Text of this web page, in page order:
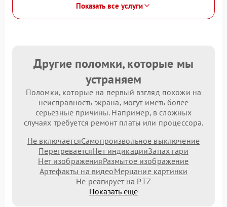
Показать все услуги
Другие поломки, которые мы
устраняем
Поломки, которые на первый взгляд похожи на
неисправность экрана, могут иметь более
серьезные причины. Например, в сложных
случаях требуется ремонт платы или процессора.
Не включаетсяСамопроизвольное выключение
ПерегреваетсяНет индикацииЗапах гари
Нет изображенияРазмытое изображение
Артефакты на видеоМерцание картинки
Не реагирует на PTZ
Показать еще